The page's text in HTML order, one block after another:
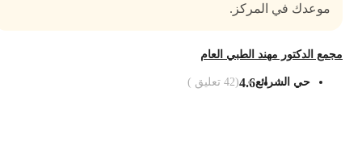
موعدك في المركز.
الدكتور مهند الطبي العام
حي الشرائع4.6
(
42تعليق )